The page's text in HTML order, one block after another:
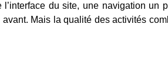
du site, une navigation un
Mais la qualité des activités